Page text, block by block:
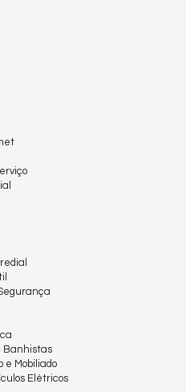
Banhistas
e Mobiliado
Elétricos